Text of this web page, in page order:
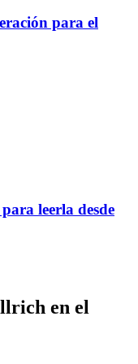
para el
leerla desde
en el